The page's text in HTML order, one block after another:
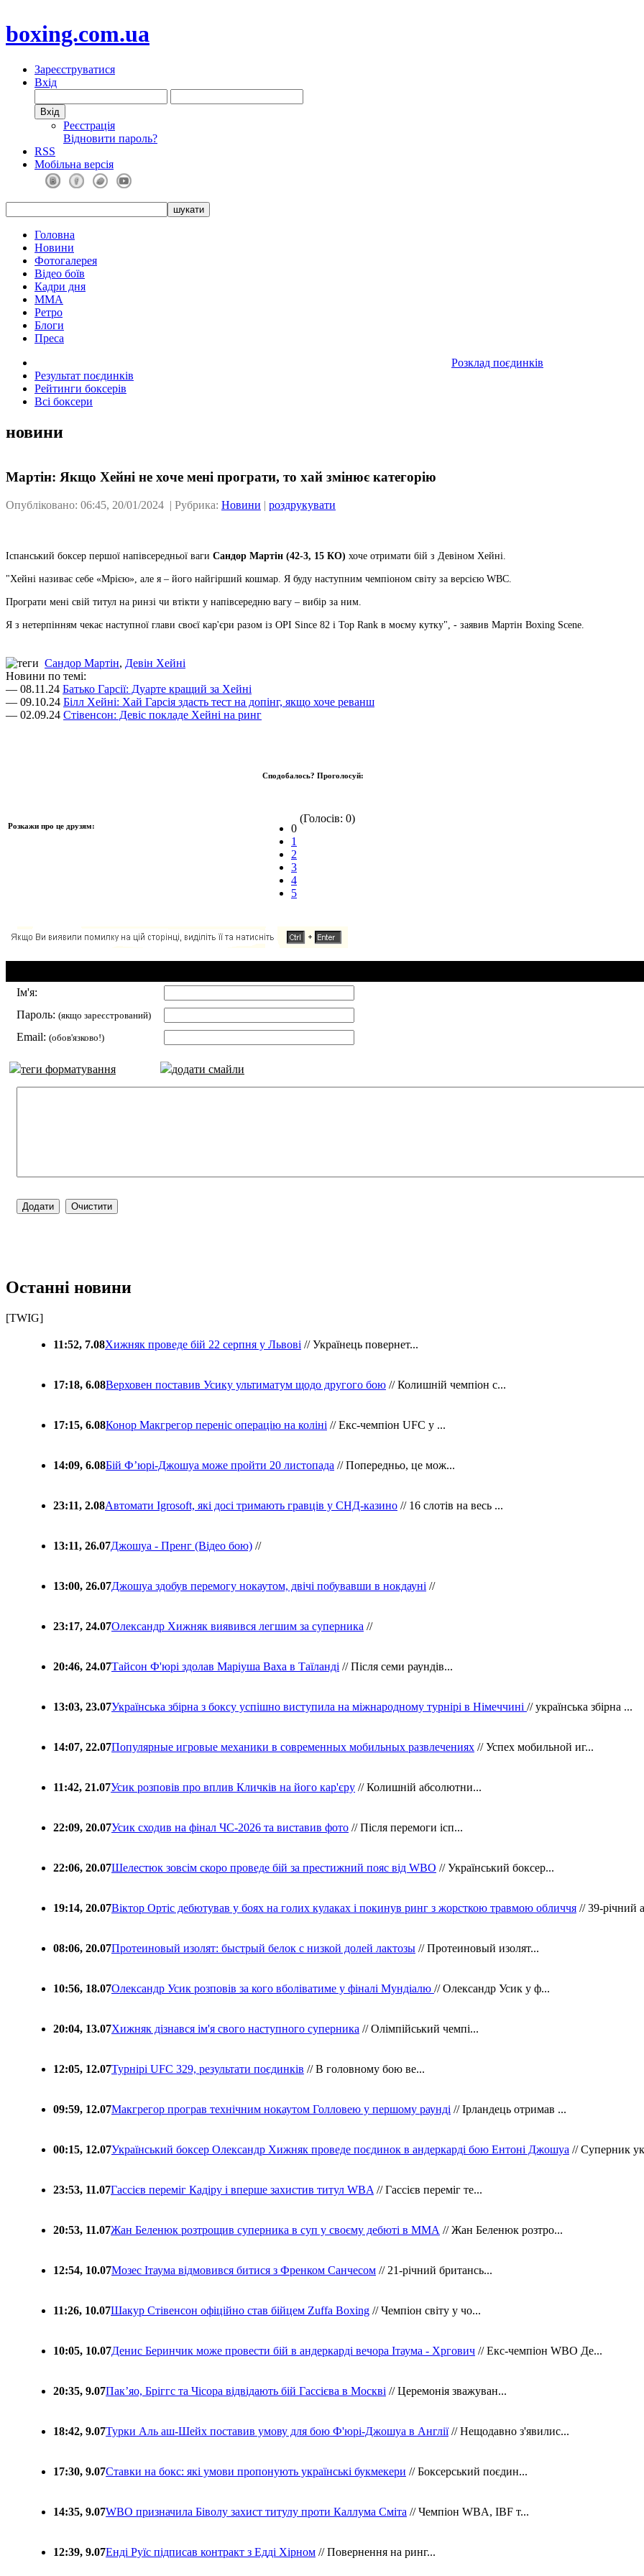
boxing.com.ua
Зареєструватися
Вхід
Реєстрація
Відновити пароль?
RSS
Мобільна версія
Головна
Новини
Фотогалерея
Відео боїв
Кадри дня
ММА
Ретро
Блоги
Преса
Розклад поєдинків
Результат поєдинків
Рейтинги боксерів
Всі боксери
новини
Мартін: Якщо Хейні не хоче мені програти, то хай змінює категорію
Опубліковано: 06:45, 20/01/2024 | Рубрика: Новини | роздрукувати
Іспанський боксер першої напівсередньої ваги Сандор Мартін (42-3, 15 КО) хоче отримати бій з Девіном Хейні.
"Хейні називає себе «Мрією», але я – його найгірший кошмар. Я буду наступним чемпіоном світу за версією WBC.
Програти мені свій титул на ринзі чи втікти у напівсередню вагу – вибір за ним.
Я з нетерпінням чекає наступної глави своєї кар'єри разом із OPІ Since 82 і Top Rank в моєму кутку", - заявив Мартін Boxing Scene.
Сандор Мартін, Девін Хейні
Новини по темі:
— 08.11.24 Батько Гарсії: Дуарте кращий за Хейні
— 09.10.24 Білл Хейні: Хай Гарсія здасть тест на допінг, якщо хоче реванш
— 02.09.24 Стівенсон: Девіс покладе Хейні на ринг
Розкажи про це друзям:
Сподобалось? Проголосуй:
0
1
2
3
4
5
(Голосів: 0)
Ім'я:
Пароль: (якщо зареєстрований)
Email: (обов'язково!)
теги форматування додати смайли
Останні новини
[TWIG]
11:52, 7.08Хижняк проведе бій 22 серпня у Львові // Українець повернет...
17:18, 6.08Верховен поставив Усику ультиматум щодо другого бою // Колишній чемпіон с...
17:15, 6.08Конор Макгрегор переніс операцію на коліні // Екс-чемпіон UFC у ...
14:09, 6.08Бій Ф’юрі-Джошуа може пройти 20 листопада // Попередньо, це мож...
23:11, 2.08Автомати Igrosoft, які досі тримають гравців у СНД-казино // 16 слотів на весь ...
13:11, 26.07Джошуа - Пренг (Відео бою) //
13:00, 26.07Джошуа здобув перемогу нокаутом, двічі побувавши в нокдауні //
23:17, 24.07Олександр Хижняк виявився легшим за суперника //
20:46, 24.07Тайсон Ф'юрі здолав Маріуша Ваха в Таїланді // Після семи раундів...
13:03, 23.07Українська збірна з боксу успішно виступила на міжнародному турнірі в Німеччині // українська збірна ...
14:07, 22.07Популярные игровые механики в современных мобильных развлечениях // Успех мобильной иг...
11:42, 21.07Усик розповів про вплив Кличків на його кар'єру // Колишній абсолютни...
22:09, 20.07Усик сходив на фінал ЧС-2026 та виставив фото // Після перемоги ісп...
22:06, 20.07Шелестюк зовсім скоро проведе бій за престижний пояс від WBO // Український боксер...
19:14, 20.07Віктор Ортіс дебютував у боях на голих кулаках і покинув ринг з жорсткою травмою обличчя // 39-річний
08:06, 20.07Протеиновый изолят: быстрый белок с низкой долей лактозы // Протеиновый изолят...
10:56, 18.07Олександр Усик розповів за кого вболіватиме у фіналі Мундіалю // Олександр Усик у ф...
20:04, 13.07Хижняк дізнався ім'я свого наступного суперника // Олімпійський чемпі...
12:05, 12.07Турнірі UFC 329, результати поєдинків // В головному бою ве...
09:59, 12.07Макгрегор програв технічним нокаутом Голловею у першому раунді // Ірландець отримав ...
00:15, 12.07Український боксер Олександр Хижняк проведе поєдинок в андеркарді бою Ентоні Джошуа // Суперник
23:53, 11.07Гассієв переміг Кадіру і вперше захистив титул WBA // Гассієв переміг те...
20:53, 11.07Жан Беленюк розтрощив суперника в суп у своєму дебюті в ММА // Жан Беленюк розтро...
12:54, 10.07Мозес Ітаума відмовився битися з Френком Санчесом // 21-річний британсь...
11:26, 10.07Шакур Стівенсон офіційно став бійцем Zuffa Boxing // Чемпіон світу у чо...
10:05, 10.07Денис Беринчик може провести бій в андеркарді вечора Ітаума - Хргович // Екс-чемпіон WBO Де...
20:35, 9.07Пакʼяо, Бріггс та Чісора відвідають бій Гассієва в Москві // Церемонія зважуван...
18:42, 9.07Турки Аль аш-Шейх поставив умову для бою Ф'юрі-Джошуа в Англії// Нещодавно з'явилис...
17:30, 9.07Ставки на бокс: які умови пропонують українські букмекери // Боксерський поєдин...
14:35, 9.07WBO призначила Біволу захист титулу проти Каллума Сміта // Чемпіон WBA, IBF т...
12:39, 9.07Енді Руїс підписав контракт з Едді Хірном // Повернення на ринг...